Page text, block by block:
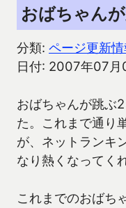
おばちゃん
分類: ページ更新情
日付: 2007年07月
おばちゃんが跳ぶ
た。これまで通り
が、ネットランキ
なり熱くなってく
これまでのおばち